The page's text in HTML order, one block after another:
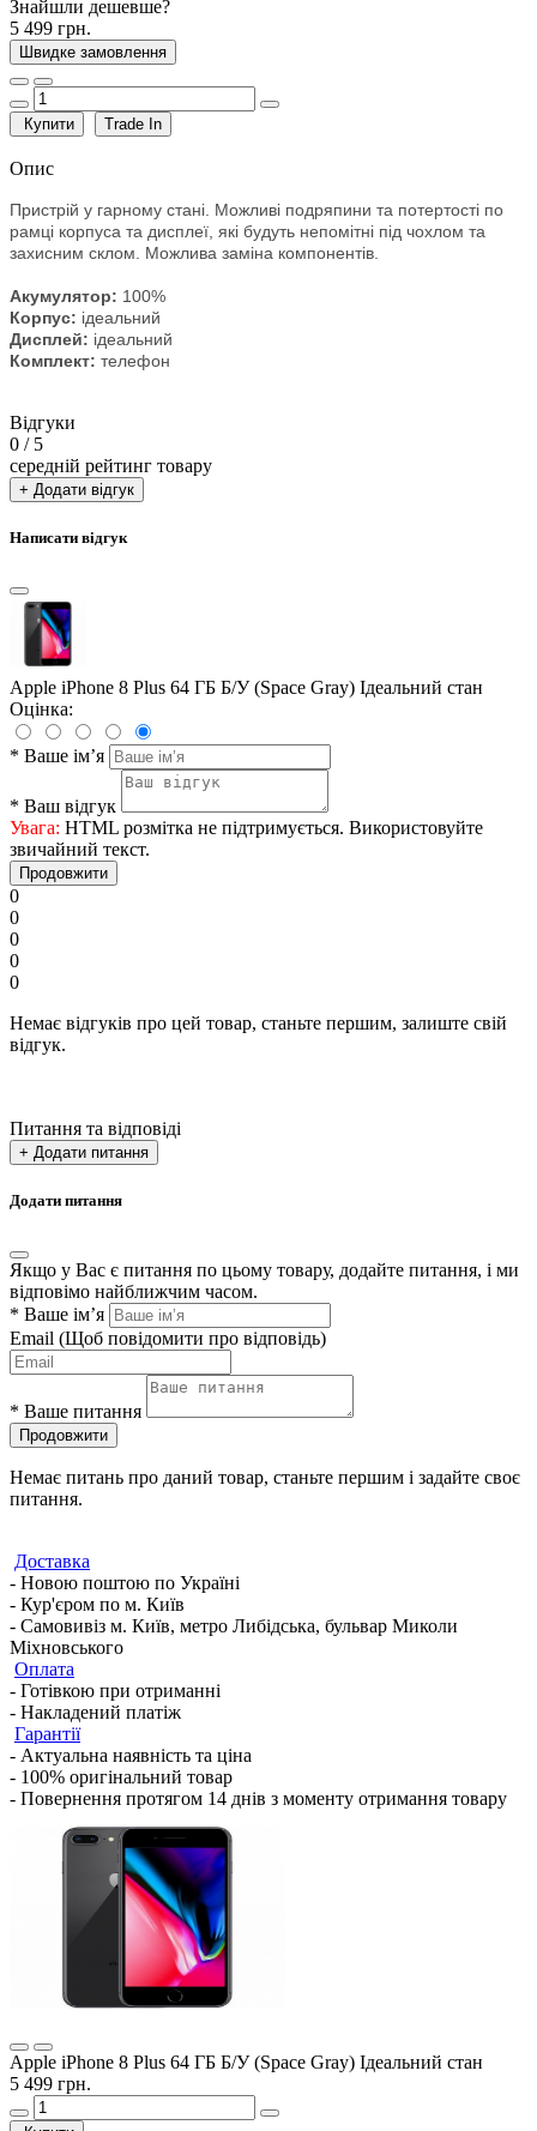
Знайшли дешевше?
5 499 грн.
Швидке замовлення
Купити Trade In
Опис
Пристрій у гарному стані. Можливі подряпини та потертості по
рамці корпуса та дисплеї, які будуть непомітні під чохлом та
захисним склом. Можлива заміна компонентів.
Акумулятор: 100%
Корпус: ідеальний
Дисплей: ідеальний
Комплект: телефон
Відгуки
0 / 5
середній рейтинг товару
+ Додати відгук
Написати відгук
Apple iPhone 8 Plus 64 ГБ Б/У (Space Gray) Ідеальний стан
Оцінка:
* Ваше ім’я
* Ваш відгук
Увага: HTML розмітка не підтримується. Використовуйте
звичайний текст.
Продовжити
0
0
0
0
0
Немає відгуків про цей товар, станьте першим, залиште свій
відгук.
Питання та відповіді
+ Додати питання
Додати питання
Якщо у Вас є питання по цьому товару, додайте питання, і ми
відповімо найближчим часом.
* Ваше ім’я
Email (Щоб повідомити про відповідь)
* Ваше питання
Продовжити
Немає питань про даний товар, станьте першим і задайте своє
питання.
Доставка
- Новою поштою по Україні
- Кур'єром по м. Київ
- Самовивіз м. Київ, метро Либідська, бульвар Миколи
Міхновського
Оплата
- Готівкою при отриманні
- Накладений платіж
Гарантії
- Актуальна наявність та ціна
- 100% оригінальний товар
- Повернення протягом 14 днів з моменту отримання товару
Apple iPhone 8 Plus 64 ГБ Б/У (Space Gray) Ідеальний стан
5 499 грн.